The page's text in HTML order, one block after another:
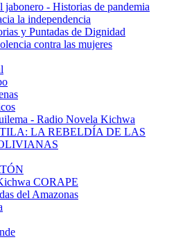
jabonero - Historias de pandemia
la independencia
y Puntadas de Dignidad
contra las mujeres
- Radio Novela Kichwa
LA REBELDÍA DE LAS
CORAPE
del Amazonas